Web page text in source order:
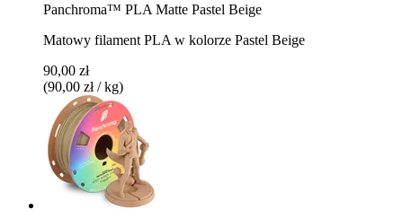
Panchroma™ PLA Matte Pastel Beige
Matowy filament PLA w kolorze Pastel Beige
90,00 zł
(90,00 zł / kg)